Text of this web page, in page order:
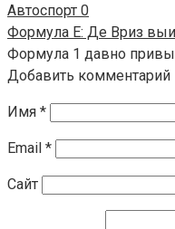
Автоспорт 0
Формула E: Де Вриз
Формула 1 давно
Добавить комментарий
Имя *
Email *
Сайт